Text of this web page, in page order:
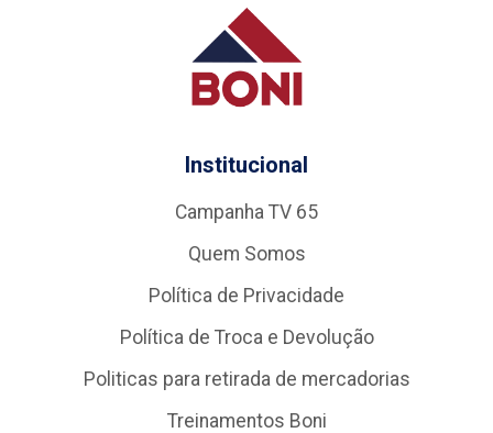
Institucional
Campanha TV 65
Quem Somos
Política de Privacidade
Política de Troca e Devolução
Politicas para retirada de mercadorias
Treinamentos Boni